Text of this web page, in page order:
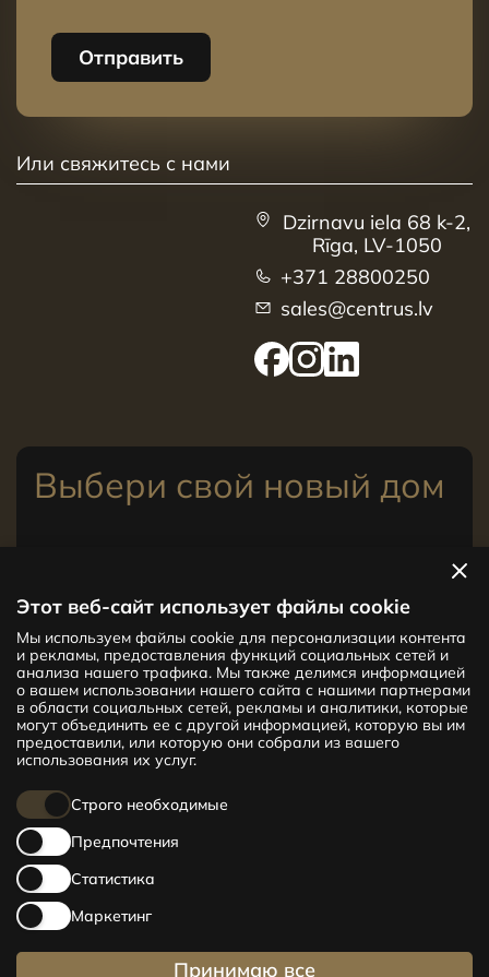
Этот веб-сайт использует файлы cookie
Мы используем файлы cookie для персонализации контента
и рекламы, предоставления функций социальных сетей и
анализа нашего трафика. Мы также делимся информацией
о вашем использовании нашего сайта с нашими партнерами
в области социальных сетей, рекламы и аналитики, которые
могут объединить ее с другой информацией, которую вы им
предоставили, или которую они собрали из вашего
использования их услуг.
Строго необходимые
Предпочтения
Статистика
Маркетинг
Принимаю все
Отправить
Или свяжитесь с нами
Dzirnavu iela 68 k-2,
Rīga, LV-1050
+371 28800250
sales@centrus.lv
Выбери свой новый дом
Новый проект CENTRUS предлагает
142 эксклюзивные и удобные квартиры
в центре Риги – от уютных квартир
площадью 24 кв. м до просторных
апартаментов площадью 210 кв. м. Выбери
свое жилище и будь в центре жизни!